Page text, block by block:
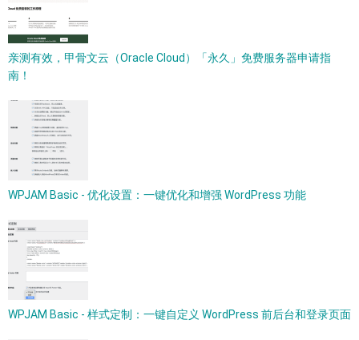
亲测有效，甲骨文云（Oracle Cloud）「永久」免费服务器申请指
南！
WPJAM Basic - 优化设置：一键优化和增强 WordPress 功能
WPJAM Basic - 样式定制：一键自定义 WordPress 前后台和登录页面